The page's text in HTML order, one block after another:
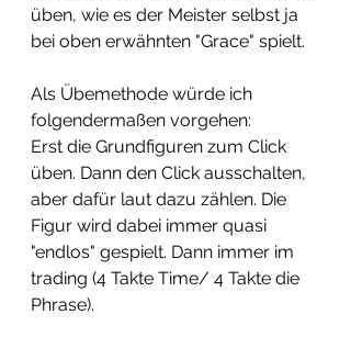
üben, wie es der Meister selbst ja
bei oben erwähnten "Grace" spielt.
Als Übemethode würde ich
folgendermaßen vorgehen:
Erst die Grundfiguren zum Click
üben. Dann den Click ausschalten,
aber dafür laut dazu zählen. Die
Figur wird dabei immer quasi
"endlos" gespielt. Dann immer im
trading (4 Takte Time/ 4 Takte die
Phrase).